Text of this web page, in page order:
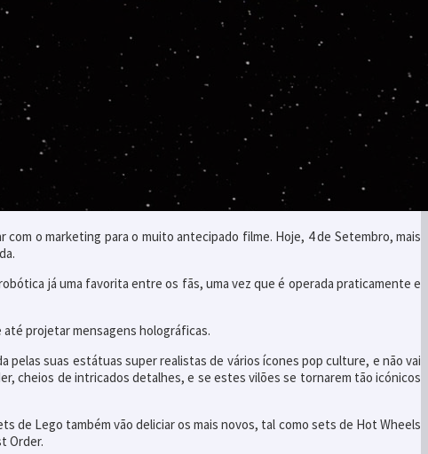
com o marketing para o muito antecipado filme. Hoje, 4 de Setembro, mais
já uma favorita entre os fãs, uma vez que é operada praticamente e
projetar mensagens holográficas.
pelas suas estátuas super realistas de vários ícones pop culture, e não vai
cheios de intricados detalhes, e se estes vilões se tornarem tão icónicos
de Lego também vão deliciar os mais novos, tal como sets de Hot Wheels
Order.